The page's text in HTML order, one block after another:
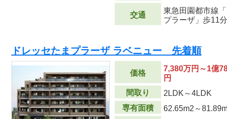
交通
東急田園都市線「
プラーザ」歩11分
ドレッセたまプラーザ ラベニュー 先着順
価格
7,380万円～1億
円
間取り
2LDK～4LDK
専有面積
62.65m2 ～